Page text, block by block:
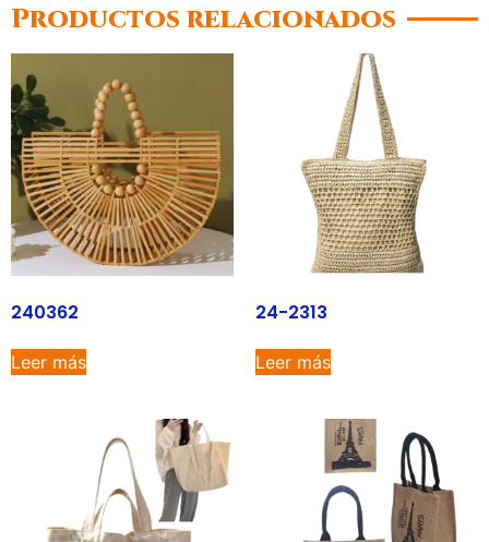
Productos relacionados
240362
Leer más
24-2313
Leer más